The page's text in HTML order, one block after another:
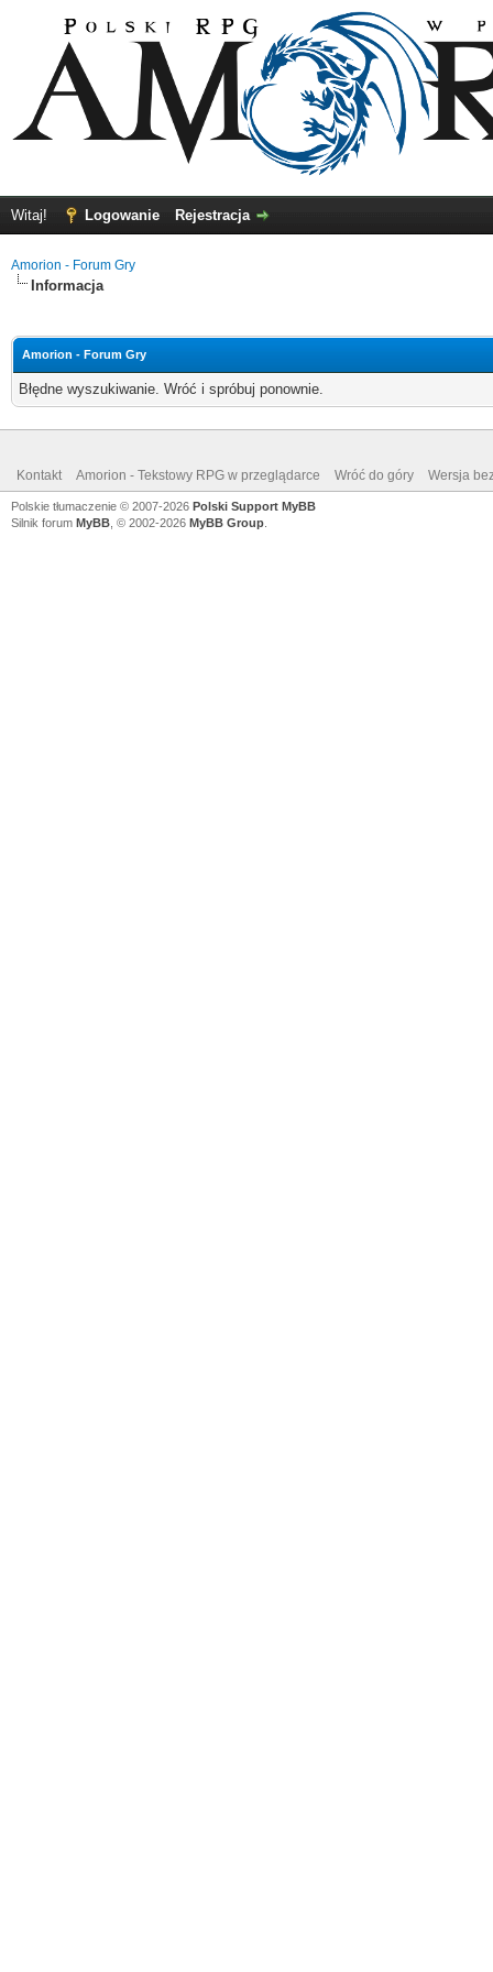
Witaj! Logowanie Rejestracja
Amorion - Forum Gry
Informacja
Amorion - Forum Gry
Błędne wyszukiwanie. Wróć i spróbuj ponownie.
Kontakt Amorion - Tekstowy RPG w przeglądarce Wróć do góry Wersja
Polskie tłumaczenie © 2007-2026 Polski Support MyBB
Silnik forum MyBB , © 2002-2026 MyBB Group